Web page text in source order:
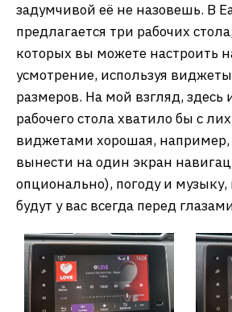
задумчивой её не назовешь. В
предлагается три рабочих
которых вы можете настроить
усмотрение, используя
размеров. На мой взгляд, здесь
рабочего стола хватило бы с
виджетами хорошая,
вынести на один экран
опционально), погоду и
будут у вас всегда перед